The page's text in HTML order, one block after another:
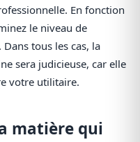
En fonction
le niveau de
tous les cas, la
sera judicieuse, car elle
votre utilitaire.
matière qui